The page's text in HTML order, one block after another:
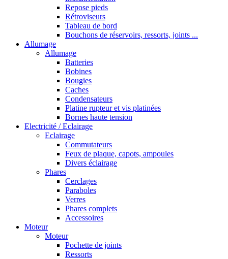
Repose pieds
Rétroviseurs
Tableau de bord
Bouchons de réservoirs, ressorts, joints ...
Allumage
Allumage
Batteries
Bobines
Bougies
Caches
Condensateurs
Platine rupteur et vis platinées
Bornes haute tension
Electricité / Eclairage
Eclairage
Commutateurs
Feux de plaque, capots, ampoules
Divers éclairage
Phares
Cerclages
Paraboles
Verres
Phares complets
Accessoires
Moteur
Moteur
Pochette de joints
Ressorts